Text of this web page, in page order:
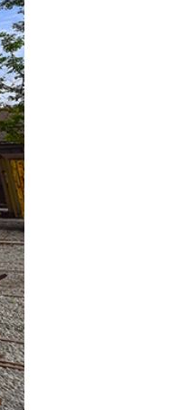
糖
株
式
会
社。
1946
年
台
糖
公
司
成
立
后
更
名
为
「溪
湖